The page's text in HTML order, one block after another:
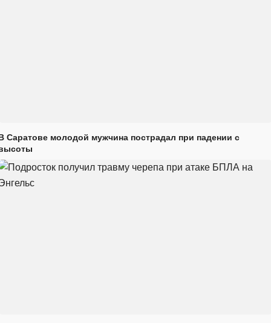
Саратове молодой мужчина пострадал при падении с